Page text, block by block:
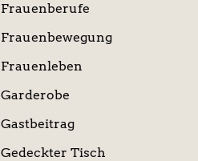
Frauenberufe
Frauenbewegung
Frauenleben
Garderobe
Gastbeitrag
Gedeckter Tisch